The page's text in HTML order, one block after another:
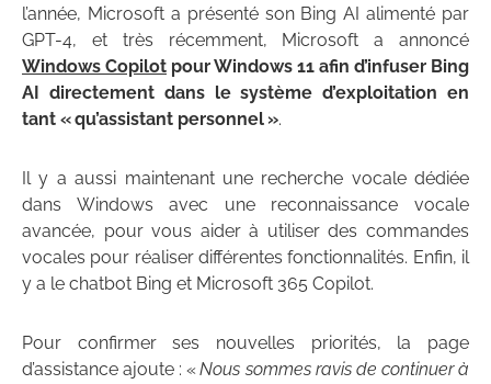
l’année, Microsoft a présenté son Bing AI alimenté par
GPT-4, et très récemment, Microsoft a annoncé
Windows Copilot pour Windows 11 afin d’infuser Bing
AI directement dans le système d’exploitation en
tant « qu’assistant personnel ».
Il y a aussi maintenant une recherche vocale dédiée
dans Windows avec une reconnaissance vocale
avancée, pour vous aider à utiliser des commandes
vocales pour réaliser différentes fonctionnalités. Enfin, il
y a le chatbot Bing et Microsoft 365 Copilot.
Pour confirmer ses nouvelles priorités, la page
d’assistance ajoute : «Nous sommes ravis de continuer à